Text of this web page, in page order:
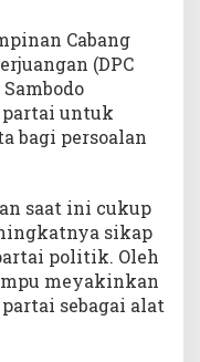
Cabang
(DPC
untuk
bagi persoalan
saat ini cukup
sikap
politik. Oleh
meyakinkan
sebagai alat